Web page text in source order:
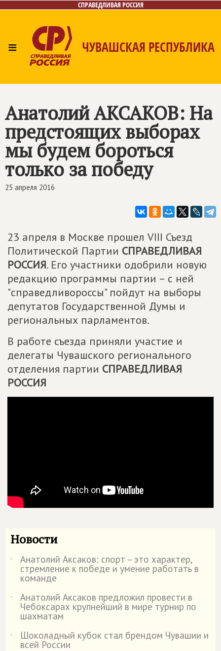
СПРАВЕДЛИВАЯ РОССИЯ
≡ ЧУВАШСКАЯ РЕСПУБЛИКА
Контакты
Анатолий АКСАКОВ: На
предстоящих выборах
мы будем бороться
только за победу
25 апреля 2016
23 апреля в Москве прошел VIII Съезд
Политической Партии СПРАВЕДЛИВАЯ
РОССИЯ. Его участники одобрили новую
редакцию программы партии – с ней
"справедливороссы" пойдут на выборы
депутатов Государственной Думы и
региональных парламентов.
В работе съезда приняли участие и
делегаты Чувашского регионального
отделения партии СПРАВЕДЛИВАЯ
РОССИЯ
Новости
˙ Анатолий Аксаков: спорт – это характер,
стремление к победе и умение работать в
команде
˙
Анатолий Аксаков предложил провести в
Чебоксарах крупнейший в мире турнир по
шахматам
˙
Шоколадный кубок стал брендом Чувашии и
всей России